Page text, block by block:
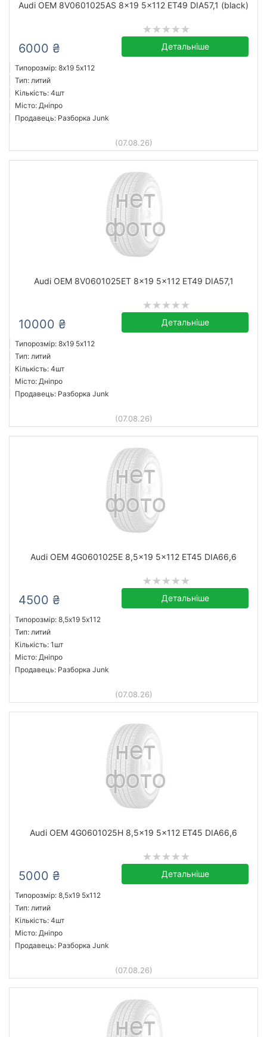
Audi OEM 8V0601025AS 8x19 5x112 ET49 DIA57,1 (black)
6000 ₴ Детальніше
Типорозмір: 8x19 5х112
Тип: литий
Кількість: 4шт
Місто: Дніпро
Продавець: Разборка Junk
(07.08.26)
Audi OEM 8V0601025ET 8x19 5x112 ET49 DIA57,1
10000 ₴ Детальніше
Типорозмір: 8x19 5х112
Тип: литий
Кількість: 4шт
Місто: Дніпро
Продавець: Разборка Junk
(07.08.26)
Audi OEM 4G0601025E 8,5x19 5x112 ET45 DIA66,6
4500 ₴ Детальніше
Типорозмір: 8,5x19 5х112
Тип: литий
Кількість: 1шт
Місто: Дніпро
Продавець: Разборка Junk
(07.08.26)
Audi OEM 4G0601025H 8,5x19 5x112 ET45 DIA66,6
5000 ₴ Детальніше
Типорозмір: 8,5x19 5х112
Тип: литий
Кількість: 4шт
Місто: Дніпро
Продавець: Разборка Junk
(07.08.26)
Audi OEM
Усі бренди
Тип